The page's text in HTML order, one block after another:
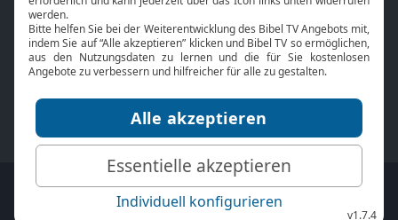
Über uns
Jobs
Mediadaten
Kontakt
TV-Empfang
bibeltv.de: Impressum
Datenschutz
Nutzungsbedingungen
Fakten Bibel TV App